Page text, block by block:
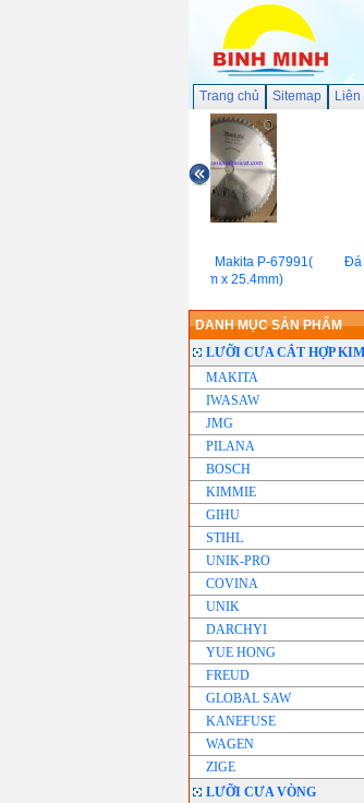
Trang chủ Sitemap Liên
Lưỡi cắt gỗ Makita P-67991(
255mm x 25.4mm)
Đá
DANH MỤC SẢN PHẨM
LƯỠI CƯA CẮT HỢP KIM
MAKITA
IWASAW
JMG
PILANA
BOSCH
KIMMIE
GIHU
STIHL
UNIK-PRO
COVINA
UNIK
DARCHYI
YUE HONG
FREUD
GLOBAL SAW
KANEFUSE
WAGEN
ZIGE
LƯỠI CƯA VÒNG